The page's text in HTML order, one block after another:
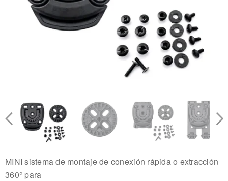
MINI sistema de montaje de conexión rápida o extracción
360° para